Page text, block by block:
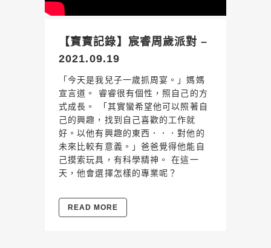
【寶寶記錄】宸睿周歲派對 –
2021.09.19
「今天是我兒子一歲抓周宴。」媽媽
宣言道。 睿睿很有個性，照自己的方
式成長。 「其實蠻希望他可以照著自
己的興趣，找到自己喜歡的工作就
好。以他有興趣的東西．．．對他的
未來比較有意義。」爸爸覺得他能自
己摸索玩具，有科學精神。 在這一
天，他會選擇怎樣的專業呢？
READ MORE